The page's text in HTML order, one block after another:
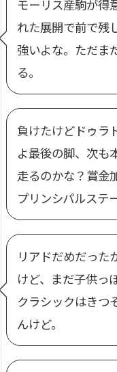
モーリス産駒が得
れた展開で前で残
強いよな。ただま
る。
負けたけどドゥラ
よ最後の脚、次も
走るのかな？賞金
プリンシパルステ
リアドだめだった
けど、まだ子供っ
クラシックはきつ
んけど。